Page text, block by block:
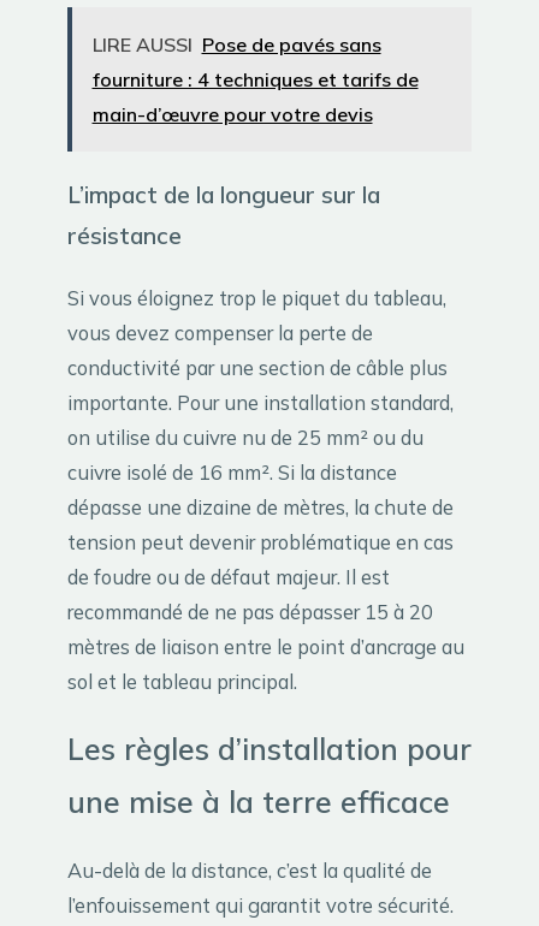
LIRE AUSSI Pose de pavés sans
fourniture : 4 techniques et tarifs de
main-d’œuvre pour votre devis
L’impact de la longueur sur la
résistance
Si vous éloignez trop le piquet du tableau,
vous devez compenser la perte de
conductivité par une section de câble plus
importante. Pour une installation standard,
on utilise du cuivre nu de 25 mm² ou du
cuivre isolé de 16 mm². Si la distance
dépasse une dizaine de mètres, la chute de
tension peut devenir problématique en cas
de foudre ou de défaut majeur. Il est
recommandé de ne pas dépasser 15 à 20
mètres de liaison entre le point d’ancrage au
sol et le tableau principal.
Les règles d’installation pour
une mise à la terre efficace
Au-delà de la distance, c’est la qualité de
l’enfouissement qui garantit votre sécurité.